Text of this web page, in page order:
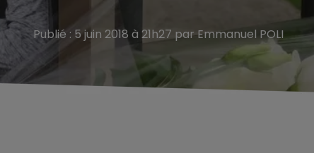
Publié : 5 juin 2018 à 21h27 par Emmanuel POLI